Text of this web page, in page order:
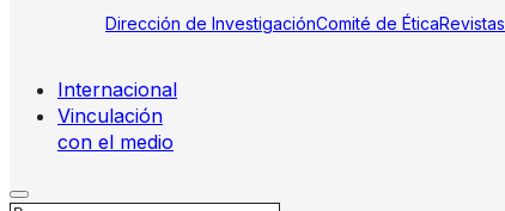
Dirección de InvestigaciónComité de ÉticaRevistas
Internacional
Vinculación
con el medio